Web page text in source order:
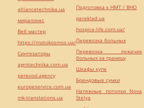
alliancetechnika.ua
миралинкс
Веб мастер
https://motokosmos.ua/
Синтезаторы
agrotechnika.com.ua
perevod.agency
europeservice.com.ua
mk-translations.ua
Подготовка к НМТ / ВНО
pereklad.ua
hospice-life.com.ua/
Перевозка больных
Перевозка лежачих
больных за границу
Шкафы купе
Брендовые сумки
Натяжные потолки Nova
Stelya